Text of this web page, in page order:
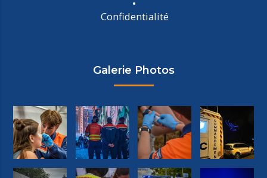
Confidentialité
Galerie Photos